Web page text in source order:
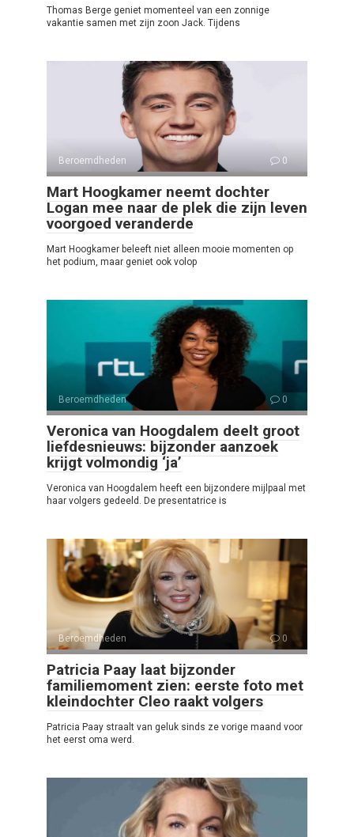
Thomas Berge geniet momenteel van een zonnige
vakantie samen met zijn zoon Jack. Tijdens
Beroemdheden 0
Mart Hoogkamer neemt dochter
Logan mee naar de plek die zijn leven
voorgoed veranderde
Mart Hoogkamer beleeft niet alleen mooie momenten op
het podium, maar geniet ook volop
Beroemdheden 0
Veronica van Hoogdalem deelt groot
liefdesnieuws: bijzonder aanzoek
krijgt volmondig ‘ja’
Veronica van Hoogdalem heeft een bijzondere mijlpaal met
haar volgers gedeeld. De presentatrice is
Beroemdheden 0
Patricia Paay laat bijzonder
familiemoment zien: eerste foto met
kleindochter Cleo raakt volgers
Patricia Paay straalt van geluk sinds ze vorige maand voor
het eerst oma werd.